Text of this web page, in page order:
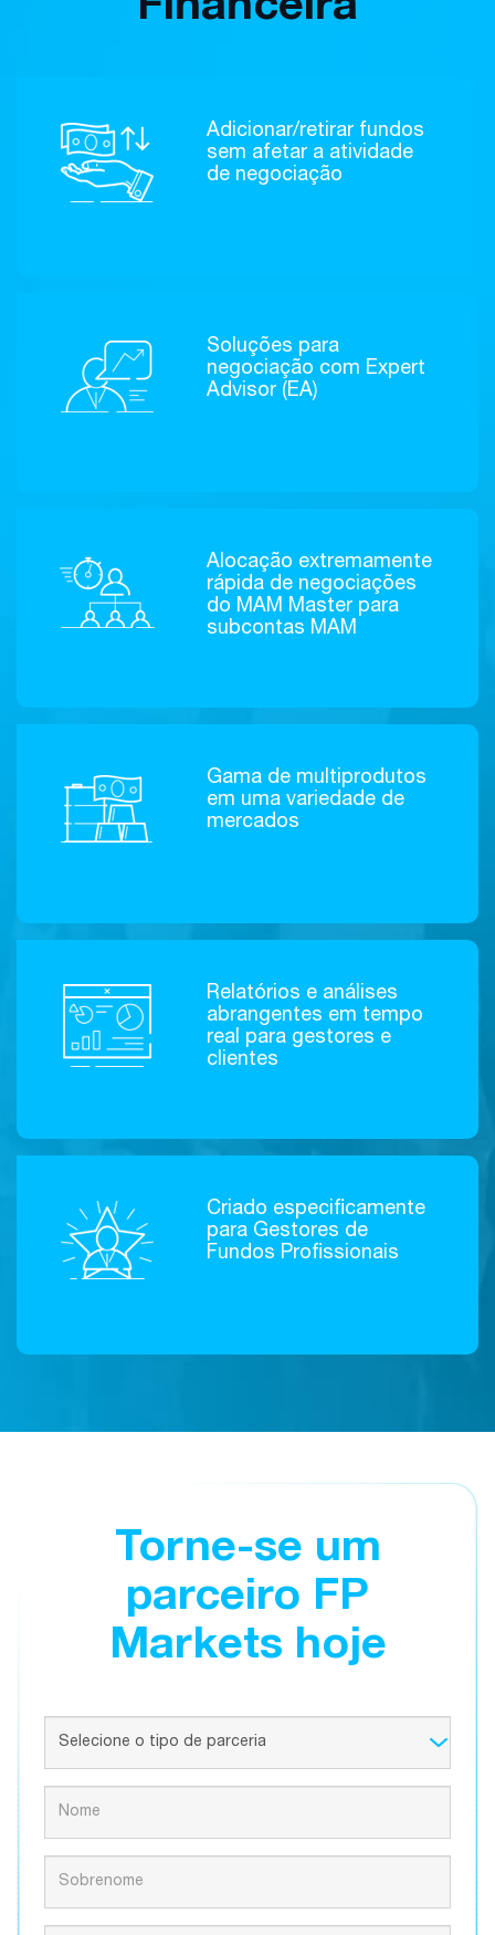
Financeira
Adicionar/retirar fundos
sem afetar a atividade
de negociação
Soluções para
negociação com Expert
Advisor (EA)
Alocação extremamente
rápida de negociações
do MAM Master para
subcontas MAM
Gama de multiprodutos
em uma variedade de
mercados
Relatórios e análises
abrangentes em tempo
real para gestores e
clientes
Criado especificamente
para Gestores de
Fundos Profissionais
Torne-se um
parceiro FP
Markets hoje